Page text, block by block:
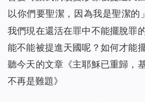
以你們要聖潔，因為我是聖潔的 」
我們現在還活在罪中不能擺脫罪
能不能被提進天國呢？如何才能
聽今天的文章《主耶穌已重歸，
不再是難題》